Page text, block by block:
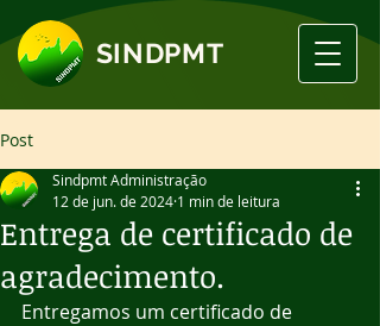
SINDPMT
Post
Entrega de certificado de
agradecimento.
Sindpmt Administração
12 de jun. de 2024 1 min de leitura
Entregamos um certificado de